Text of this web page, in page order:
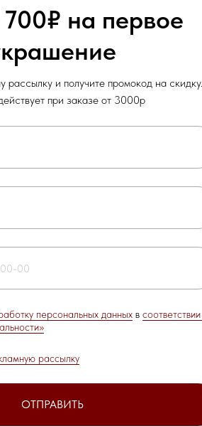
Коллекция: Особый случай
гарантийного срока вы
фотографии украшения — мы
неправильного хранения,
на первое
рассылку и получите промокод на скидку.
при заказе от 3000р
персональных данных в
рассылку
ОТПРАВИТЬ